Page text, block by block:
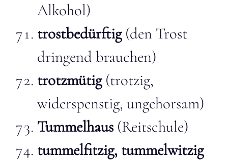
Alkohol)
trostbedürftig(den Trost
dringend brauchen)
trotzmütig(trotzig,
widerspenstig, ungehorsam)
Tummelhaus(Reitschule)
tummelfitzig, tummelwitzig